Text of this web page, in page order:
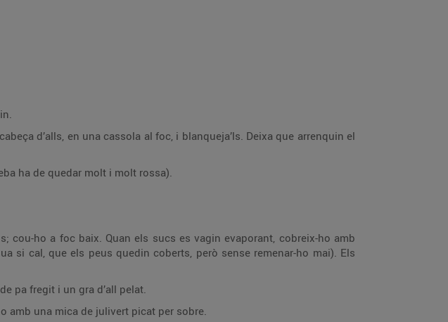
d’alls, en una cassola al foc, i blanqueja’ls. Deixa que arrenquin el
ha de quedar molt i molt rossa).
ho a foc baix. Quan els sucs es vagin evaporant, cobreix-ho amb
si cal, que els peus quedin coberts, però sense remenar-ho mai). Els
pa fregit i un gra d’all pelat.
amb una mica de julivert picat per sobre.